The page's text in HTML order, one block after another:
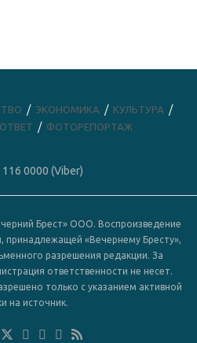
ЭКОНОМИКА
КУЛЬТУРА
ФОТОРЕПОРТАЖ
0000 (Viber)
Брест» ООО. Воспроизведение
принадлежащей «Вечернему Бресту»,
разрешения редакции. За
ответственности не несет.
только с указанием активной
на источник.